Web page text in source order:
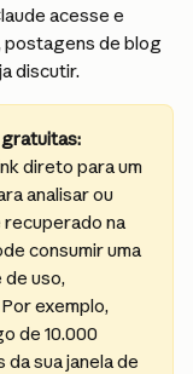
acesse e
postagens de blog
discutir.
direto para um
analisar ou
na
consumir uma
uso,
exemplo,
de 10.000
sua janela de